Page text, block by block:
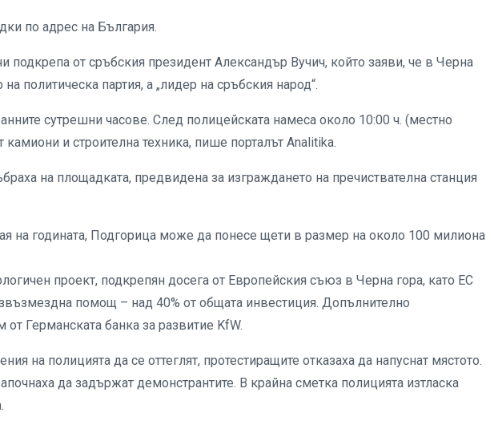
по адрес на България.
подкрепа от сръбския президент Александър Вучич, който заяви, че в Черна
политическа партия, а „лидер на сръбския народ“.
сутрешни часове. След полицейската намеса около 10:00 ч. (местно
и строителна техника, пише порталът Analitika.
на площадката, предвидена за изграждането на пречиствателна станция
на годината, Подгорица може да понесе щети в размер на около 100 милиона
проект, подкрепян досега от Европейския съюз в Черна гора, като ЕС
помощ – над 40% от общата инвестиция. Допълнително
Германската банка за развитие KfW.
на полицията да се оттеглят, протестиращите отказаха да напуснат мястото.
да задържат демонстрантите. В крайна сметка полицията изтласка